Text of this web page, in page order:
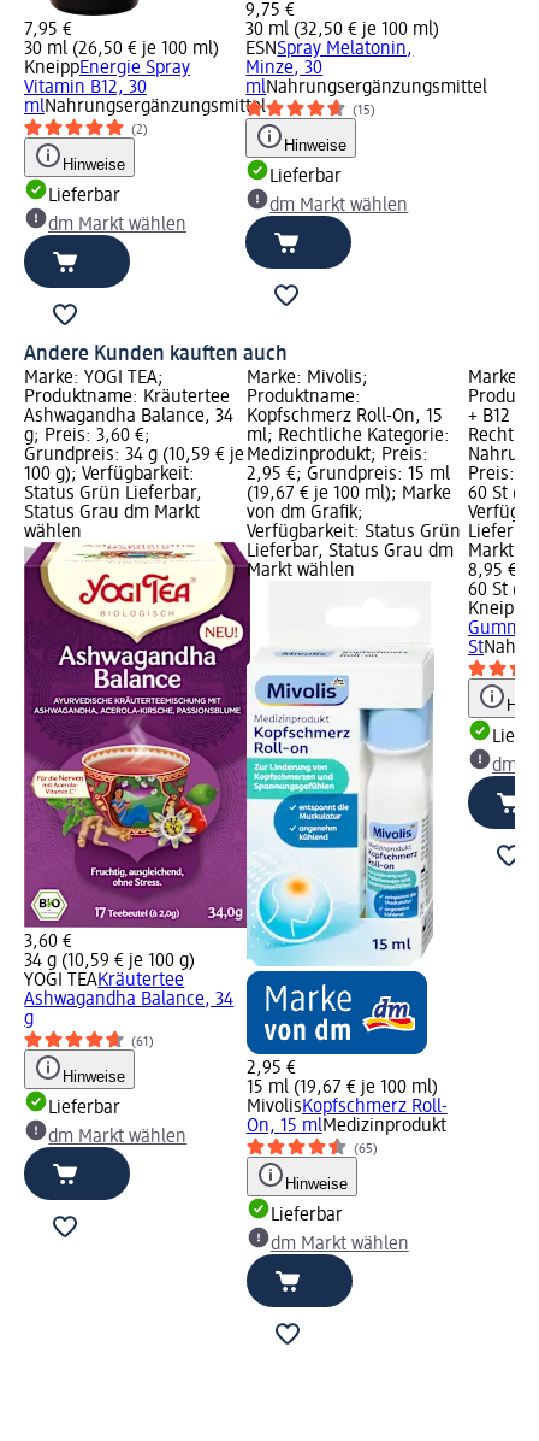
7,95 €
30 ml (26,50 € je 100 ml)
KneippEnergie Spray
Vitamin B12, 30
mlNahrungsergänzungsmittel
(2)
Hinweise
Lieferbar
dm Markt wählen
9,75 €
30 ml (32,50 € je 100 ml)
ESNSpray Melatonin,
Minze, 30
mlNahrungsergänzungsmittel
(15)
Hinweise
Lieferbar
dm Markt wählen
Andere Kunden kauften auch
Marke: YOGI TEA;
Produktname: Kräutertee
Ashwagandha Balance, 34
g; Preis: 3,60 €;
Grundpreis: 34 g (10,59 € je
100 g); Verfügbarkeit:
Status Grün Lieferbar,
Status Grau dm Markt
wählen
3,60 €
34 g (10,59 € je 100 g)
YOGI TEAKräutertee
Ashwagandha Balance, 34
g
(61)
Hinweise
Lieferbar
dm Markt wählen
Marke: Mivolis;
Produktname:
Kopfschmerz Roll-On, 15
ml; Rechtliche Kategorie:
Medizinprodukt; Preis:
2,95 €; Grundpreis: 15 ml
(19,67 € je 100 ml); Marke
von dm Grafik;
Verfügbarkeit: Status Grün
Lieferbar, Status Grau dm
Markt wählen
2,95 €
15 ml (19,67 € je 100 ml)
MivolisKopfschmerz Roll-
On, 15 mlMedizinprodukt
(65)
Hinweise
Lieferbar
dm Markt wählen
Marke:
+ B12
Preis:
60 St
Markt
8,95 €
60 St
Kneipp
St
dm